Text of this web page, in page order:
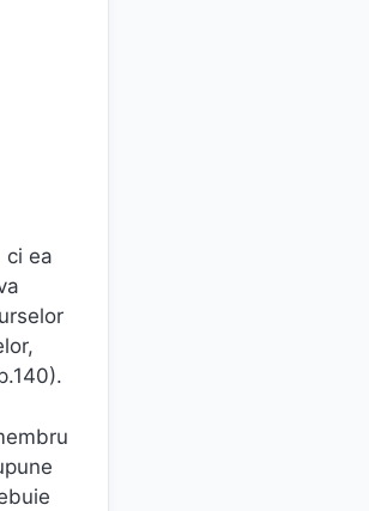
ci ea